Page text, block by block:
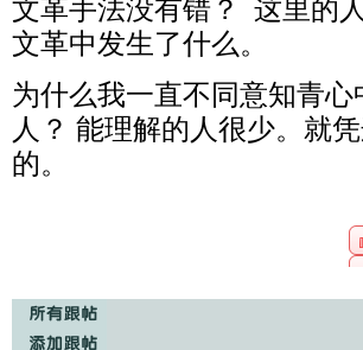
文革手法没有错？ 这里的
文革中发生了什么。
为什么我一直不同意知青
人？ 能理解的人很少。就
的。